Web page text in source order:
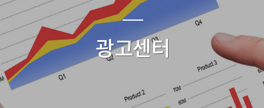
광고센터